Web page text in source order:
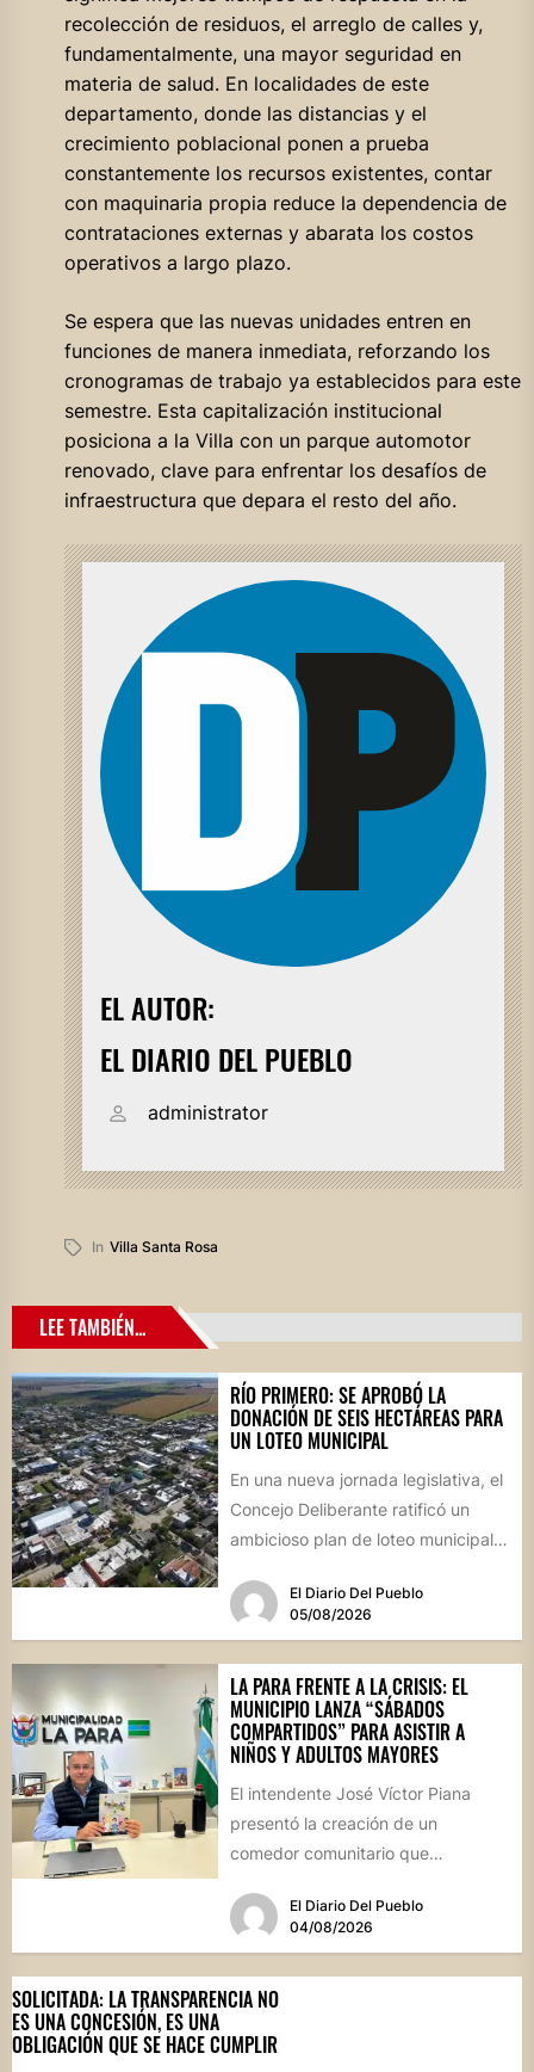
recolección de residuos, el arreglo de calles y,
fundamentalmente, una mayor seguridad en
materia de salud. En localidades de este
departamento, donde las distancias y el
crecimiento poblacional ponen a prueba
constantemente los recursos existentes, contar
con maquinaria propia reduce la dependencia de
contrataciones externas y abarata los costos
operativos a largo plazo.
Se espera que las nuevas unidades entren en
funciones de manera inmediata, reforzando los
cronogramas de trabajo ya establecidos para este
semestre. Esta capitalización institucional
posiciona a la Villa con un parque automotor
renovado, clave para enfrentar los desafíos de
infraestructura que depara el resto del año.
EL AUTOR:
EL DIARIO DEL PUEBLO
administrator
In Villa Santa Rosa
LEE TAMBIÉN...
RÍO PRIMERO: SE APROBÓ LA
DONACIÓN DE SEIS HECTÁREAS PARA
UN LOTEO MUNICIPAL
En una nueva jornada legislativa, el
Concejo Deliberante ratificó un
ambicioso plan de loteo municipal,
por...
El Diario Del Pueblo
05/08/2026
LA PARA FRENTE A LA CRISIS: EL
MUNICIPIO LANZA “SÁBADOS
COMPARTIDOS” PARA ASISTIR A
NIÑOS Y ADULTOS MAYORES
El intendente José Víctor Piana
presentó la creación de un
comedor comunitario que
Salón...
El Diario Del Pueblo
04/08/2026
SOLICITADA: LA TRANSPARENCIA NO
ES UNA CONCESIÓN, ES UNA
OBLIGACIÓN QUE SE HACE CUMPLIR